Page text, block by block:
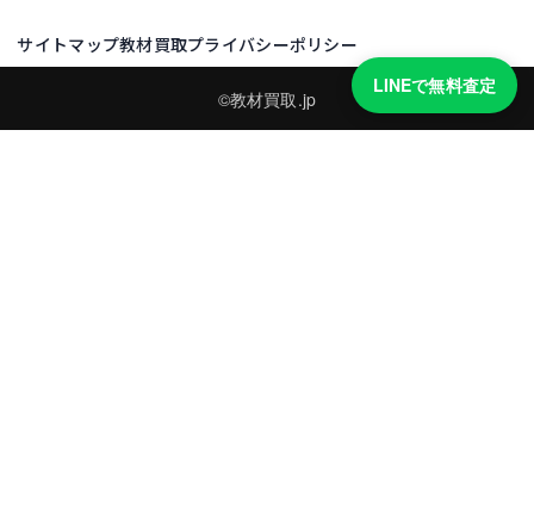
サイトマップ教材買取プライバシーポリシー
©教材買取.jp
LINEで無料査定